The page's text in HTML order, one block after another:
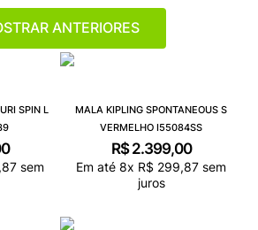
ANTERIORES
SPIN L
,87 sem
MALA KIPLING SPONTANEOUS S
VERMELHO I55084SS
R$ 2.399,00
Em até 8x R$ 299,87 sem
juros